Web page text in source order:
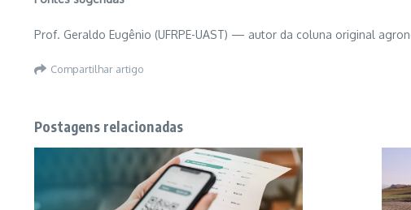
Prof. Geraldo Eugênio (UFRPE-UAST) — autor da coluna original
Compartilhar artigo
Postagens relacionadas